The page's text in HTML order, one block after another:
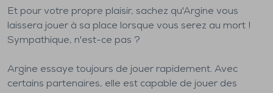
Et pour votre propre plaisir, sachez qu'Argine vous
laissera jouer à sa place lorsque vous serez au mort !
Sympathique, n'est-ce pas ?
Argine essaye toujours de jouer rapidement. Avec
certains partenaires, elle est capable de jouer des